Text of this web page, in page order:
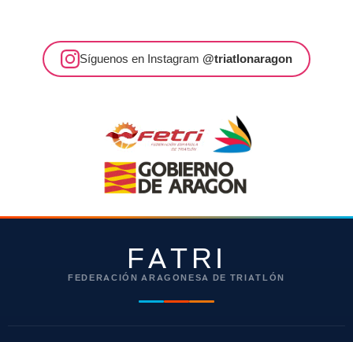
Síguenos en Instagram @triatlonaragon
FATRI
FEDERACIÓN ARAGONESA DE TRIATLÓN